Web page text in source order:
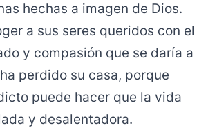
hechas a imagen de Dios.
a sus seres queridos con el
y compasión que se daría a
perdido su casa, porque
puede hacer que la vida
y desalentadora.